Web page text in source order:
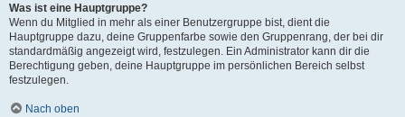
Was ist eine Hauptgruppe?
Wenn du Mitglied in mehr als einer Benutzergruppe bist, dient die
Hauptgruppe dazu, deine Gruppenfarbe sowie den Gruppenrang, der bei dir
standardmäßig angezeigt wird, festzulegen. Ein Administrator kann dir die
Berechtigung geben, deine Hauptgruppe im persönlichen Bereich selbst
festzulegen.
Nach oben